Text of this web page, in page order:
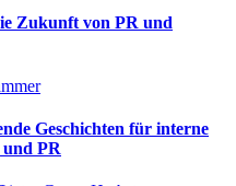
Zukunft von PR und
Geschichten für interne
PR